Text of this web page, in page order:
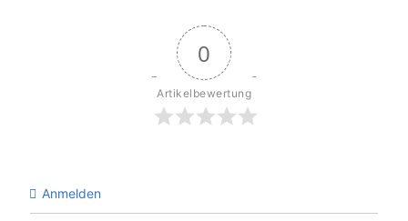
0
Artikelbewertung
Anmelden